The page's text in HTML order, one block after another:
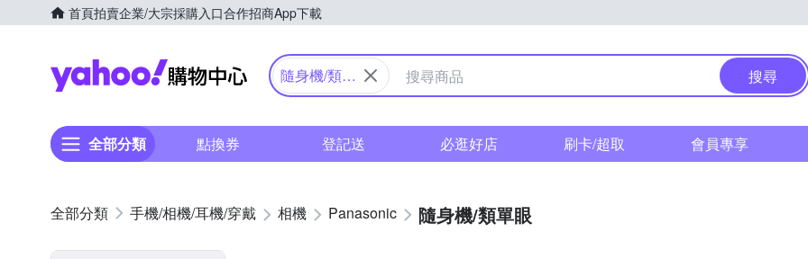
首頁拍賣企業/大宗採購入口合作招商App下載
Yahoo購物中心
隨身機/類單
搜尋
全部分類 點換券 登記送 必逛好店 刷卡/超取 會員專享
手機/相機/耳機/穿戴 相機 Panasonic 隨身機/類單眼